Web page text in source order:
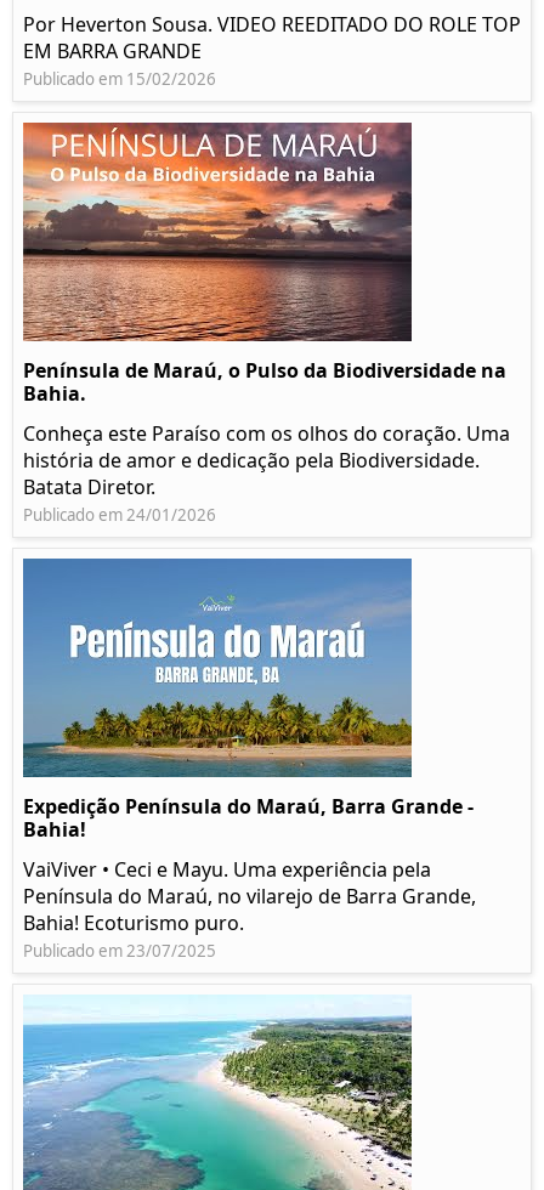
Por Heverton Sousa. VIDEO REEDITADO DO ROLE TOP
EM BARRA GRANDE
Publicado em 15/02/2026
Península de Maraú, o Pulso da Biodiversidade na
Bahia.
Conheça este Paraíso com os olhos do coração. Uma
história de amor e dedicação pela Biodiversidade.
Batata Diretor.
Publicado em 24/01/2026
Expedição Península do Maraú, Barra Grande -
Bahia!
VaiViver • Ceci e Mayu. Uma experiência pela
Península do Maraú, no vilarejo de Barra Grande,
Bahia! Ecoturismo puro.
Publicado em 23/07/2025